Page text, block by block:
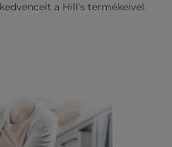
a Hill's termékeivel.